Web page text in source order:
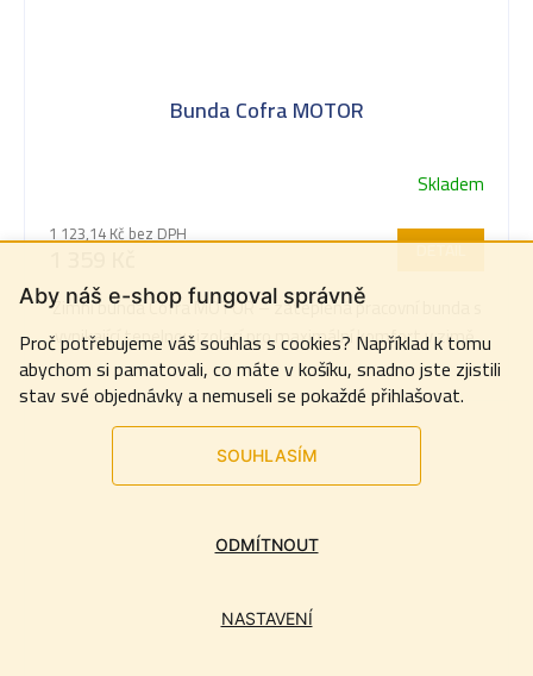
Aby náš e-shop fungoval správně
Proč potřebujeme váš souhlas s cookies? Například k tomu
abychom si pamatovali, co máte v košíku, snadno jste zjistili
stav své objednávky a nemuseli se pokaždé přihlašovat.
SOUHLASÍM
NASTAVENÍ
ODMÍTNOUT
Bunda Cofra MOTOR
Skladem
1 123,14 Kč bez DPH
DETAIL
Zimní bunda Cofra MOTOR – zateplená pracovní bunda s
vynikající tepelnou izolací pro maximální komfort v zimě.